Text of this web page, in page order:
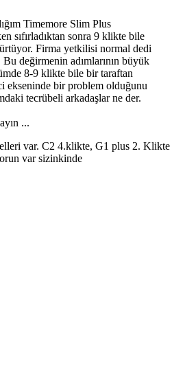
Timemore Slim Plus
sıfırladıktan sonra 9 klikte bile
Firma yetkilisi normal dedi
değirmenin adımlarının büyük
8-9 klikte bile bir taraftan
ekseninde bir problem olduğunu
tecrübeli arkadaşlar ne der.
...
var. C2 4.klikte, G1 plus 2. Klikte
var sizinkinde